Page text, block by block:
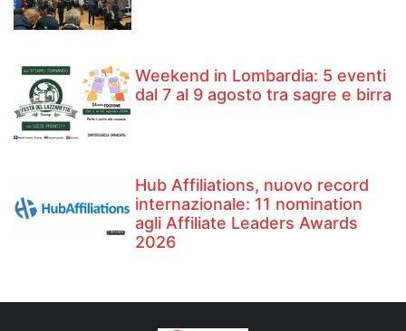
Weekend in Lombardia: 5 eventi
dal 7 al 9 agosto tra sagre e birra
Hub Affiliations, nuovo record
internazionale: 11 nomination
agli Affiliate Leaders Awards
2026